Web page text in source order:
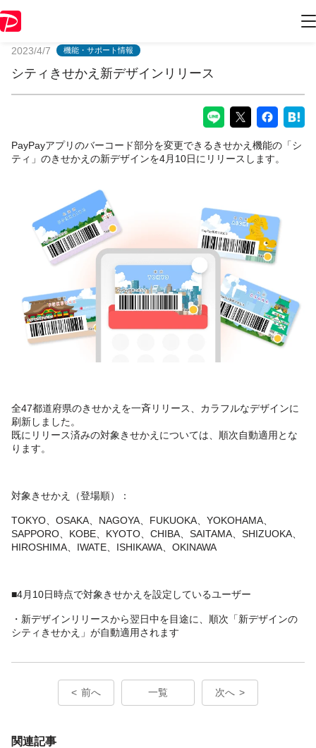
2023/4/7 機能・サポート情報
シティきせかえ新デザインリリース
PayPayアプリのバーコード部分を変更できるきせかえ機能の「シ
ティ」のきせかえの新デザインを4月10日にリリースします。
全47都道府県のきせかえを一斉リリース、カラフルなデザインに
刷新しました。
既にリリース済みの対象きせかえについては、順次自動適用とな
ります。
対象きせかえ（登場順）：
TOKYO、OSAKA、NAGOYA、FUKUOKA、YOKOHAMA、
SAPPORO、KOBE、KYOTO、CHIBA、SAITAMA、SHIZUOKA、
HIROSHIMA、IWATE、ISHIKAWA、OKINAWA
■4月10日時点で対象きせかえを設定しているユーザー
・新デザインリリースから翌日中を目途に、順次「新デザインの
シティきせかえ」が自動適用されます
前へ 一覧 次へ
関連記事